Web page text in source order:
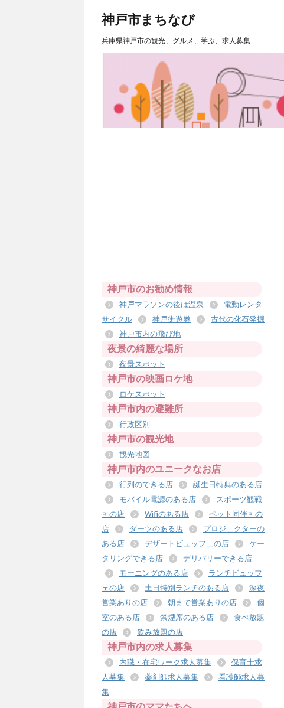
神戸市まちなび
兵庫県神戸市の観光、グルメ、学ぶ、求人募集
神戸市のお勧め情報
神戸マラソンの後は温泉
電動レンタ
サイクル
神戸街遊券
古代の化石発掘
神戸市内の飛び地
夜景の綺麗な場所
夜景スポット
神戸市の映画ロケ地
ロケスポット
神戸市内の避難所
行政区別
神戸市の観光地
観光地図
神戸市内のユニークなお店
行列のできる店
誕生日特典のある店
モバイル電源のある店
スポーツ観戦
可の店
Wifiのある店
ペット同伴可の
店
ダーツのある店
プロジェクターの
ある店
デザートビュッフェの店
ケー
タリングできる店
デリバリーできる店
モーニングのある店
ランチビュッフ
ェの店
土日特別ランチのある店
深夜
営業ありの店
朝まで営業ありの店
個
室のある店
禁煙席のある店
食べ放題
の店
飲み放題の店
神戸市内の求人募集
内職・在宅ワーク求人募集
保育士求
人募集
薬剤師求人募集
看護師求人募
集